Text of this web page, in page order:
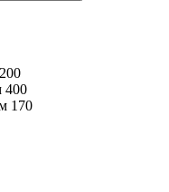
200
400
170